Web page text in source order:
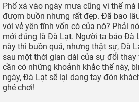
Phố xá vào ngày mưa cũng vì thế
đượm buồn nhưng rất đẹp. Đã bao
với vẻ yên tĩnh vốn có của nó? Phải
mới đúng là Đà Lạt. Người ta bảo Đà
này thì buồn quá, nhưng thật sự, Đà
sau một thời gian dài của sự đổi
cần có những khoảnh khắc thế này,
ngày, Đà Lạt sẽ lại dang tay đón
ghé chơi!